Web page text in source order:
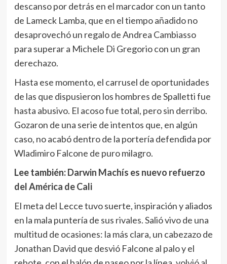
descanso por detrás en el marcador con un tanto
de Lameck Lamba, que en el tiempo añadido no
desaprovechó un regalo de Andrea Cambiasso
para superar a Michele Di Gregorio con un gran
derechazo.
Hasta ese momento, el carrusel de oportunidades
de las que dispusieron los hombres de Spalletti fue
hasta abusivo. El acoso fue total, pero sin derribo.
Gozaron de una serie de intentos que, en algún
caso, no acabó dentro de la portería defendida por
Wladimiro Falcone de puro milagro.
Lee también:Darwin Machís es nuevo refuerzo
del América de Cali
El meta del Lecce tuvo suerte, inspiración y aliados
en la mala puntería de sus rivales. Salió vivo de una
multitud de ocasiones: la más clara, un cabezazo de
Jonathan David que desvió Falcone al palo y el